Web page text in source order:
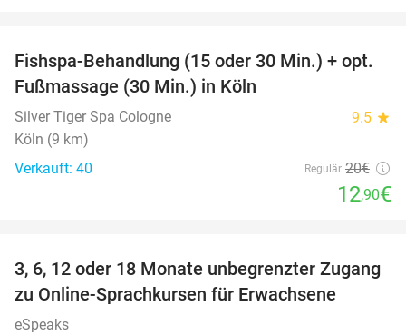
36%
Fishspa-Behandlung (15 oder 30 Min.) + opt.
Fußmassage (30 Min.) in Köln
Silver Tiger Spa Cologne 9.5 star
Köln (9 km)
Verkauft: 40
Regulär 20€
12,90€
88%
3, 6, 12 oder 18 Monate unbegrenzter Zugang
zu Online-Sprachkursen für Erwachsene
eSpeaks